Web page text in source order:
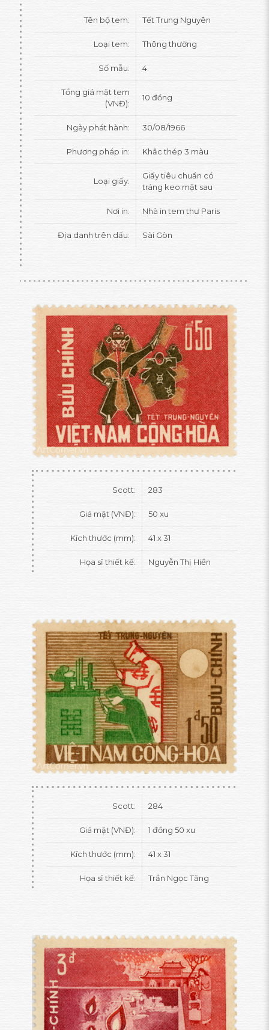
Tên bộ tem: Tết Trung Nguyên
Loại tem: Thông thường
Số mẫu: 4
Tổng giá mặt tem
(VNĐ):
10 đồng
Ngày phát hành: 30/08/1966
Phương pháp in: Khắc thép 3 màu
Loại giấy:
Giấy tiêu chuẩn có
tráng keo mặt sau
Nơi in: Nhà in tem thư Paris
Địa danh trên dấu: Sài Gòn
Scott: 283
Giá mặt (VNĐ): 50 xu
Kích thước (mm): 41 x 31
Họa sĩ thiết kế: Nguyễn Thị Hiền
Scott: 284
Giá mặt (VNĐ): 1 đồng 50 xu
Kích thước (mm): 41 x 31
Họa sĩ thiết kế: Trần Ngọc Tăng